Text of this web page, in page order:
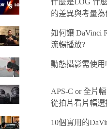
什麼是LOG 什
的差異與考量為
如何讓 DaVinci
流暢播放?
動態攝影需使用
APS-C or 全片
從拍片看片幅選
10個實用的